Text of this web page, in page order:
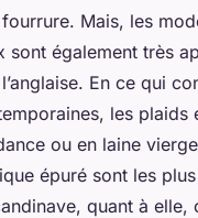
Mais, les
sont également très
En ce qui
les plaids
ou en laine
épuré sont les
quant à elle,